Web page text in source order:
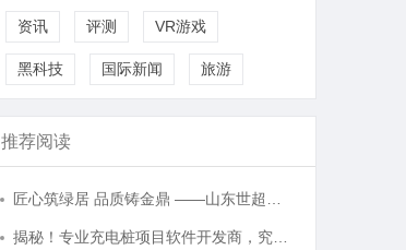
资讯 评测 VR游戏
黑科技 国际新闻 旅游
推荐阅读